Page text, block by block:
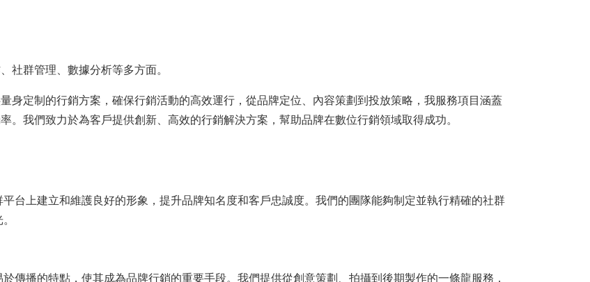
社群管理、數據分析等多方面。
身定制的行銷方案，確保行銷活動的高效運行，從品牌定位、內容策劃到投放策略，我服務項目涵蓋
。我們致力於為客戶提供創新、高效的行銷解決方案，幫助品牌在數位行銷領域取得成功。
台上建立和維護良好的形象，提升品牌知名度和客戶忠誠度。我們的團隊能夠制定並執行精確的社群
傳播的特點，使其成為品牌行銷的重要手段。我們提供從創意策劃、拍攝到後期製作的一條龍服務，